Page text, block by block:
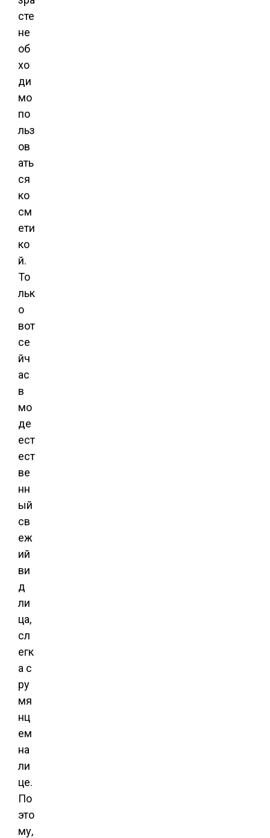
сте
не
об
хо
ди
мо
по
льз
ов
ать
ся
ко
см
ети
ко
й.
То
льк
о
вот
се
йч
ас
в
мо
де
ест
ест
ве
нн
ый
св
еж
ий
ви
д
ли
ца,
сл
егк
а с
ру
мя
нц
ем
на
ли
це.
По
это
му,